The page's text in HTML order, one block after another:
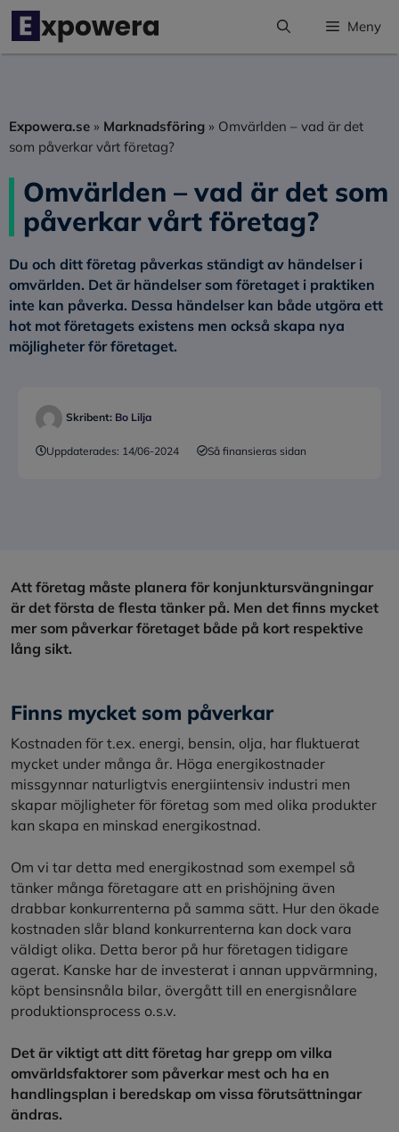
Hoppa
innehåll
Meny
Expowera.se » Marknadsföring » Omvärlden – vad är det
som påverkar vårt företag?
Omvärlden – vad är det som
påverkar vårt företag?
Du och ditt företag påverkas ständigt av händelser i
omvärlden. Det är händelser som företaget i praktiken
inte kan påverka. Dessa händelser kan både utgöra ett
hot mot företagets existens men också skapa nya
möjligheter för företaget.
Skribent: Bo Lilja
Uppdaterades: 14/06-2024 Så finansieras sidan
Att företag måste planera för konjunktursvängningar
är det första de flesta tänker på. Men det finns mycket
mer som påverkar företaget både på kort respektive
lång sikt.
Finns mycket som påverkar
Kostnaden för t.ex. energi, bensin, olja, har fluktuerat
mycket under många år. Höga energikostnader
missgynnar naturligtvis energiintensiv industri men
skapar möjligheter för företag som med olika produkter
kan skapa en minskad energikostnad.
Om vi tar detta med energikostnad som exempel så
tänker många företagare att en prishöjning även
drabbar konkurrenterna på samma sätt. Hur den ökade
kostnaden slår bland konkurrenterna kan dock vara
väldigt olika. Detta beror på hur företagen tidigare
agerat. Kanske har de investerat i annan uppvärmning,
köpt bensinsnåla bilar, övergått till en energisnålare
produktionsprocess o.s.v.
Det är viktigt att ditt företag har grepp om vilka
omvärldsfaktorer som påverkar mest och ha en
handlingsplan i beredskap om vissa förutsättningar
ändras.